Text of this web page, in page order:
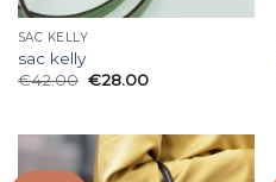
SAC KELLY
sac kelly
€42.00 €28.00